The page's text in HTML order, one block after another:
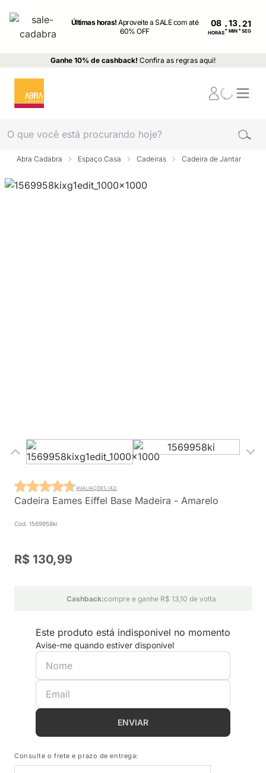
Últimas horas!Aproveite a SALE com até
60% OFF
08
HORAS: MIN : SEG
Ganhe 10% de cashback! Confira as regras aqui!
Abra Cadabra Espaço Casa Cadeiras Cadeira de Jantar
Cadeira Eames Eiffel Base Madeira - Amarelo
Cod. 1569958ki
AVALIAÇÕES (42)
R$ 130,99
Cashback:compre e ganhe R$ 13,10 de volta
Este produto está indisponivel no momento
Avise-me quando estiver disponivel
ENVIAR
Consulte o frete e prazo de entrega: